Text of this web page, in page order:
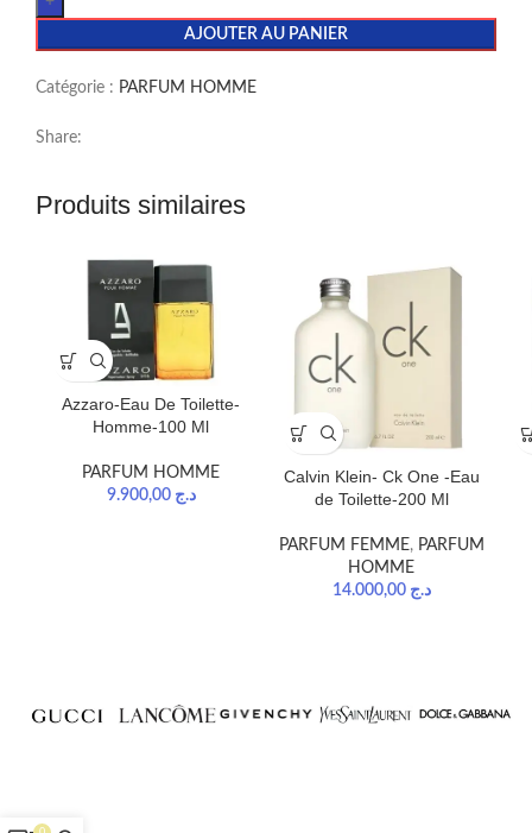
AJOUTER AU PANIER
Catégorie : PARFUM HOMME
Share:
Produits similaires
Azzaro-Eau De Toilette-
Homme-100 Ml
PARFUM HOMME
د.ج 9.900,00
Calvin Klein- Ck One -Eau
de Toilette-200 Ml
PARFUM FEMME, PARFUM
HOMME
د.ج 14.000,00